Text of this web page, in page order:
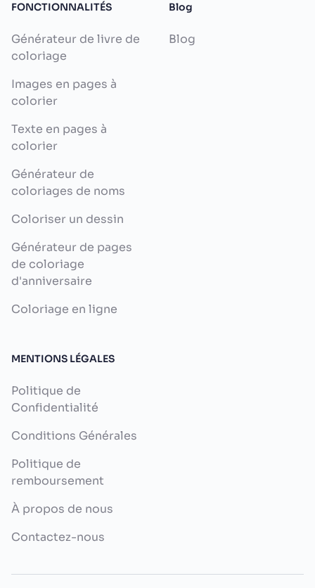
FONCTIONNALITÉS
Générateur de livre de
coloriage
Images en pages à
colorier
Texte en pages à
colorier
Générateur de
coloriages de noms
Coloriser un dessin
Générateur de pages
de coloriage
d'anniversaire
Coloriage en ligne
Blog
Blog
MENTIONS LÉGALES
Politique de
Confidentialité
Conditions Générales
Politique de
remboursement
À propos de nous
Contactez-nous